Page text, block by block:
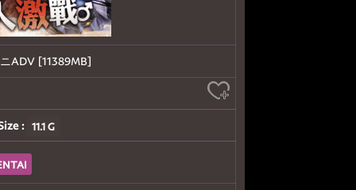
ADV [11389MB]
: 11.1 G